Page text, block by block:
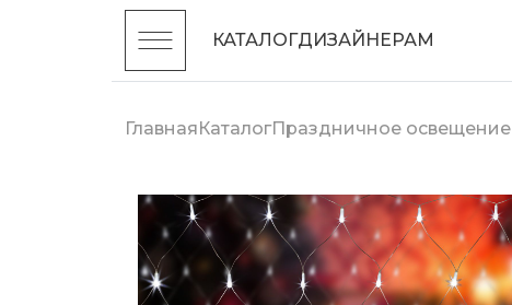
КАТАЛОГДИЗАЙНЕРАМ
ГлавнаяКаталогПраздничное освещение